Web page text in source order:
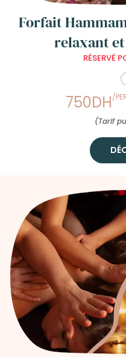
Forfait
relaxant et
RÉSERVÉ
750DH/
(Tarif